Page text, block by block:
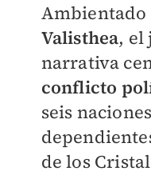
Ambientado
Valisthea, el
narrativa
conflicto
seis
de los